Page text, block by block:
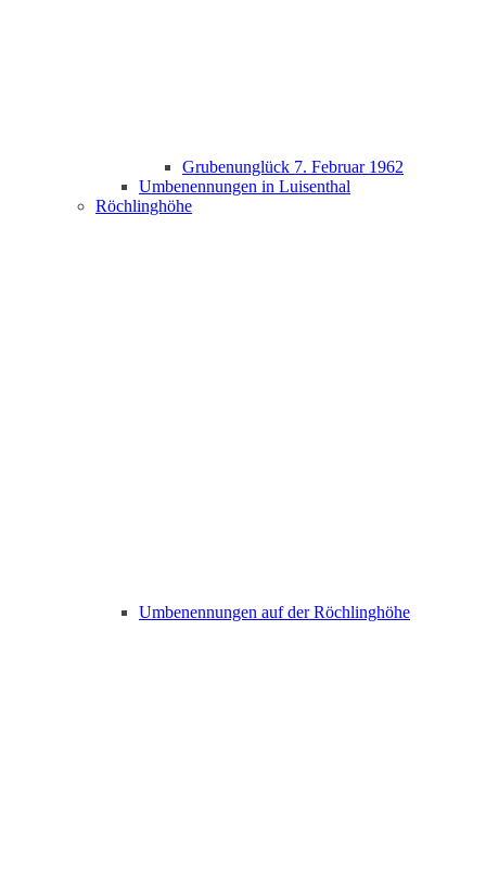
Grubenunglück 7. Februar 1962
Umbenennungen in Luisenthal
Röchlinghöhe
Umbenennungen auf der Röchlinghöhe